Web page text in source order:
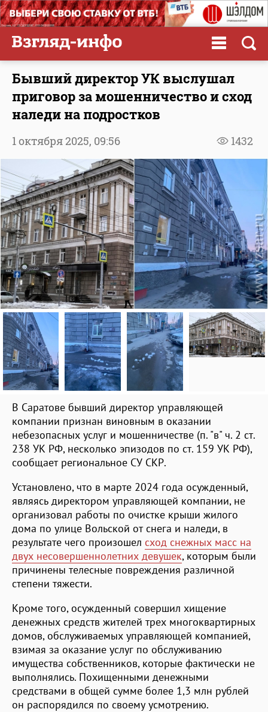
Бывший директор УК выслушал
приговор за мошенничество и сход
наледи на подростков
1432
1 октября 2025, 09:56
В Саратове бывший директор управляющей
компании признан виновным в оказании
небезопасных услуг и мошенничестве (п. "в" ч. 2 ст.
238 УК РФ, несколько эпизодов по ст. 159 УК РФ),
сообщает региональное СУ СКР.
Установлено, что в марте 2024 года осужденный,
являясь директором управляющей компании, не
организовал работы по очистке крыши жилого
дома по улице Вольской от снега и наледи, в
результате чего произошел сход снежных масс на
двух несовершеннолетних девушек, которым были
причинены телесные повреждения различной
степени тяжести.
Кроме того, осужденный совершил хищение
денежных средств жителей трех многоквартирных
домов, обслуживаемых управляющей компанией,
взимая за оказание услуг по обслуживанию
имущества собственников, которые фактически не
выполнялись. Похищенными денежными
средствами в общей сумме более 1,3 млн рублей
он распорядился по своему усмотрению.